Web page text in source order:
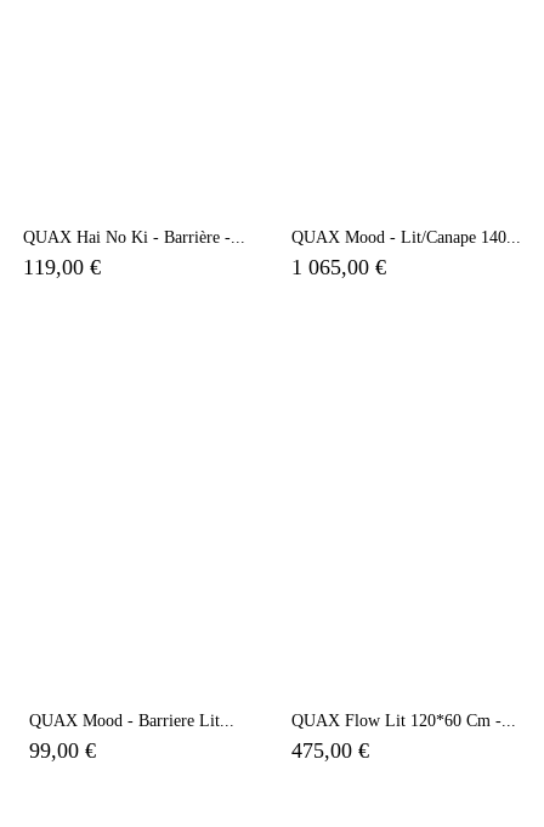
QUAX Hai No Ki - Barrière -...
119,00 €
QUAX Mood - Lit/canape 140...
1 065,00 €
QUAX Mood - Barriere Lit...
99,00 €
QUAX Flow Lit 120*60 Cm -...
475,00 €